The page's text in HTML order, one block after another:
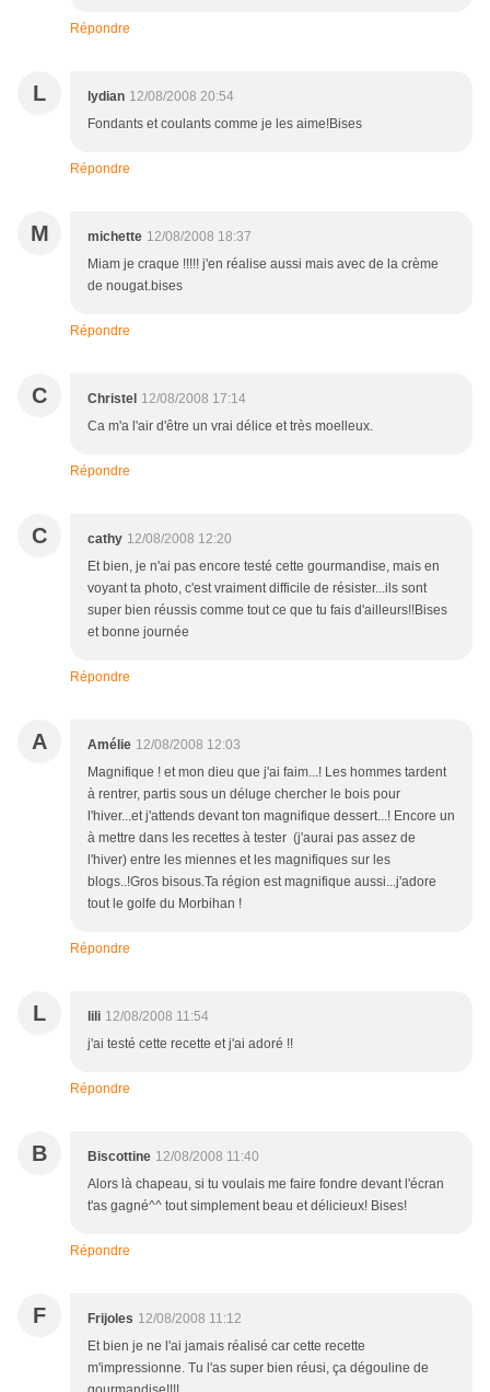
Répondre
L lydian 12/08/2008 20:54
Fondants et coulants comme je les aime!Bises
Répondre
M michette 12/08/2008 18:37
Miam je craque !!!!! j'en réalise aussi mais avec de la crème
de nougat.bises
Répondre
C Christel 12/08/2008 17:14
Ca m'a l'air d'être un vrai délice et très moelleux.
Répondre
C cathy 12/08/2008 12:20
Et bien, je n'ai pas encore testé cette gourmandise, mais en
voyant ta photo, c'est vraiment difficile de résister...ils sont
super bien réussis comme tout ce que tu fais d'ailleurs!!Bises
et bonne journée
Répondre
A Amélie 12/08/2008 12:03
Magnifique ! et mon dieu que j'ai faim...! Les hommes tardent
à rentrer, partis sous un déluge chercher le bois pour
l'hiver...et j'attends devant ton magnifique dessert...! Encore un
à mettre dans les recettes à tester (j'aurai pas assez de
l'hiver) entre les miennes et les magnifiques sur les
blogs..!Gros bisous.Ta région est magnifique aussi...j'adore
tout le golfe du Morbihan !
Répondre
L lili 12/08/2008 11:54
j'ai testé cette recette et j'ai adoré !!
Répondre
B Biscottine 12/08/2008 11:40
Alors là chapeau, si tu voulais me faire fondre devant l'écran
t'as gagné^^ tout simplement beau et délicieux! Bises!
Répondre
F Frijoles 12/08/2008 11:12
Et bien je ne l'ai jamais réalisé car cette recette
m'impressionne. Tu l'as super bien réusi, ça dégouline de